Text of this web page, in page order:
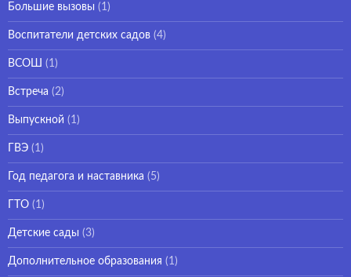
Большие вызовы (1)
Воспитатели детских садов (4)
ВСОШ (1)
Встреча (2)
Выпускной (1)
ГВЭ (1)
Год педагога и наставника (5)
ГТО (1)
Детские сады (3)
Дополнительное образования (1)